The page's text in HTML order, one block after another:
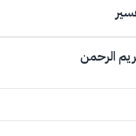
الرحمن